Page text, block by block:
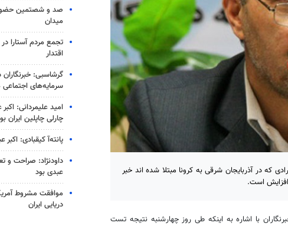
که در آذربایجان شرقی به کرونا مبتلا شده اند خبر
با اشاره به اینکه طی روز چهارشنبه نتیجه تست
صد و شصتمین
میدان
تجمع مردم
اقتدار
گرشاسبی:
سرمایه‌های
امید علیمردانی:
چارلی چاپلین ایران
پانته‌آ کیقبادی: اکبر
داودنژاد: صراحت و
عبدی بود
موافقت مشروط
دریایی ایران